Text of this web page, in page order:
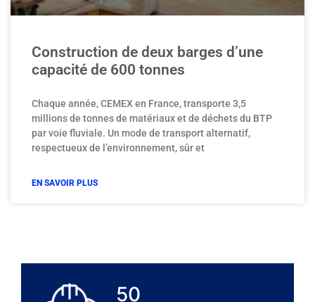
Construction de deux barges d’une
capacité de 600 tonnes
Chaque année, CEMEX en France, transporte 3,5
millions de tonnes de matériaux et de déchets du BTP
par voie fluviale. Un mode de transport alternatif,
respectueux de l’environnement, sûr et
EN SAVOIR PLUS
50